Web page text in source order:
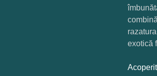
exotică